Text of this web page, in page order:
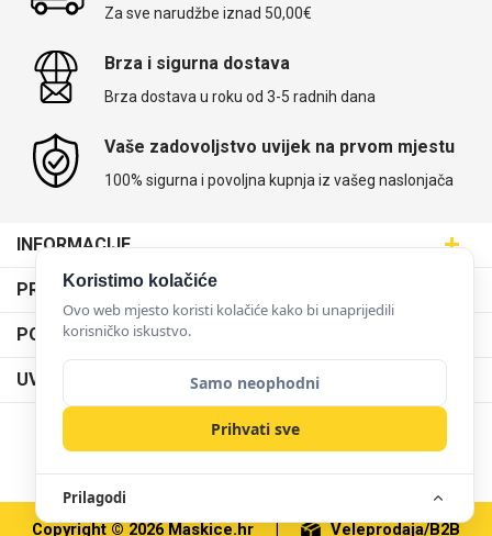
Za sve narudžbe iznad 50,00€
Brza i sigurna dostava
Brza dostava u roku od 3-5 radnih dana
Vaše zadovoljstvo uvijek na prvom mjestu
100% sigurna i povoljna kupnja iz vašeg naslonjača
INFORMACIJE
Maskice.hr - Web trgovina
SVIJET MASKICA d.o.o.
Aleja javora 13, 10000 Zagreb
095 5555 345
prodaja@maskice.hr
PRODAJNA MJESTA
Poslovnica Trešnjevka
Poslovnica Dubrava
Poslovnica Ilica
PODRŠKA
Dostava
O nama
Karijera u maskice.hr
Postani partner
Zakupi franšizu
UVJETI KORIŠTENJA
Klub vjernosti
Obrazac za jednostrani raskid ugovora
Pravne napomene
NAČINI PLAĆANJA
Copyright © 2026 Maskice.hr Veleprodaja/B2B
Koristimo kolačiće
Ovo web mjesto koristi kolačiće kako bi unaprijedili
korisničko iskustvo.
Samo neophodni
Prihvati sve
Prilagodi
Svemirska kolekcija Valentinovo
Love motivi I Need Some Space
Quotes Collection